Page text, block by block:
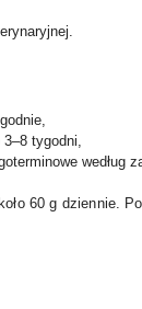
tygodni,
według
60 g dziennie.